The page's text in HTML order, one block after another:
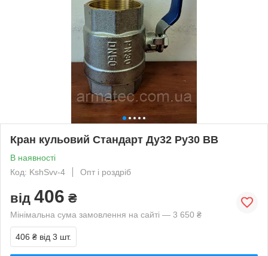
Кран кульовий Стандарт Ду32 Ру30 ВВ
В наявності
Код: KshSvv-4
Опт і роздріб
від 406 ₴
Мінімальна сума замовлення на сайті — 3 650 ₴
406 ₴ від 3 шт.